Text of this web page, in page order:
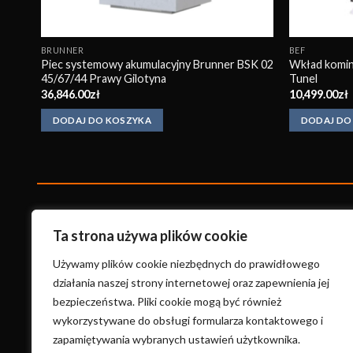
Ta strona używa plików cookie
Używamy plików cookie niezbędnych do prawidłowego
działania naszej strony internetowej oraz zapewnienia jej
bezpieczeństwa. Pliki cookie mogą być również
wykorzystywane do obsługi formularza kontaktowego i
zapamiętywania wybranych ustawień użytkownika.
BRUNNER
Piec systemowy akumulacyjny Brunner BSK 02
45/67/44 Prawy Gilotyna
36,846.00zł
DODAJ DO KOSZYKA
BEF
Wkład
Tunel
10,499.00zł
DODAJ
KonradKominki
ul. Wysoka 17A
58-400 Kamienna Góra
+48 660 691 557
konradkominki@gmail.com